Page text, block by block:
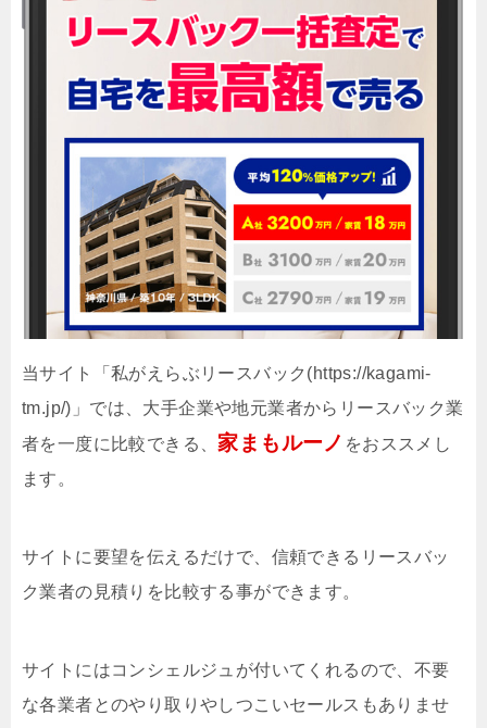
当サイト「私がえらぶリースバック(https://kagami-
tm.jp/)」では、大手企業や地元業者からリースバック業
者を一度に比較できる、家まもルーノ をおススメし
ます。
サイトに要望を伝えるだけで、信頼できるリースバッ
ク業者の見積りを比較する事ができます。
サイトにはコンシェルジュが付いてくれるので、不要
な各業者とのやり取りやしつこいセールスもありませ